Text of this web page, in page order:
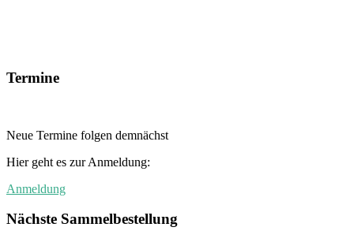
Termine
Neue Termine folgen demnächst
Hier geht es zur Anmeldung:
Anmeldung
Nächste Sammelbestellung